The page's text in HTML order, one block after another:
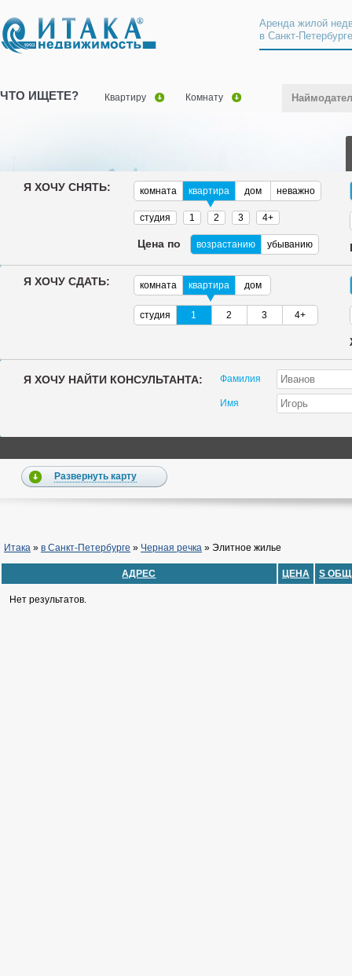
Аренда жилой
в Санкт-
ЧТО ИЩЕТЕ? Квартиру Комнату
Я ХОЧУ СНЯТЬ: комната квартира дом неважно
студия 1 2 3 4+
Цена по возрастанию убыванию
Я ХОЧУ СДАТЬ: комната квартира дом
студия 1 2 3 4+
Я ХОЧУ НАЙТИ КОНСУЛЬТАНТА: Фамилия
Имя
Развернуть карту
Итака » в Санкт-Петербурге » Черная речка » Элитное жилье
АДРЕС ЦЕНА S
Нет результатов.